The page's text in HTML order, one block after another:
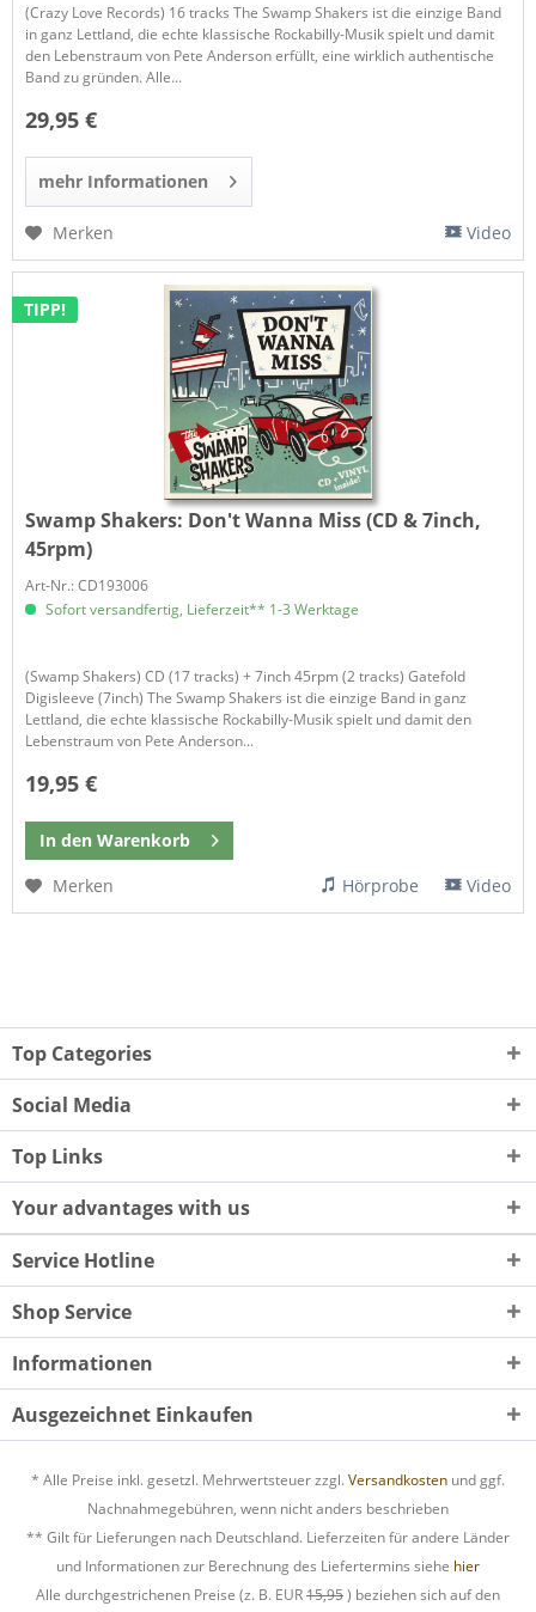
(Crazy Love Records) 16 tracks The Swamp Shakers ist die einzige Band
in ganz Lettland, die echte klassische Rockabilly-Musik spielt und damit
den Lebenstraum von Pete Anderson erfüllt, eine wirklich authentische
Band zu gründen. Alle...
29,95 €
mehr Informationen
Merken Video
TIPP!
Swamp Shakers: Don't Wanna Miss (CD & 7inch,
45rpm)
Art-Nr.: CD193006
Sofort versandfertig, Lieferzeit** 1-3 Werktage
(Swamp Shakers) CD (17 tracks) + 7inch 45rpm (2 tracks) Gatefold
Digisleeve (7inch) The Swamp Shakers ist die einzige Band in ganz
Lettland, die echte klassische Rockabilly-Musik spielt und damit den
Lebenstraum von Pete Anderson...
19,95 €
In den Warenkorb
Merken
Hörprobe Video
Top Categories
Social Media
Top Links
Your advantages with us
Service Hotline
Shop Service
Informationen
Ausgezeichnet Einkaufen
* Alle Preise inkl. gesetzl. Mehrwertsteuer zzgl. Versandkosten und ggf.
Nachnahmegebühren, wenn nicht anders beschrieben
** Gilt für Lieferungen nach Deutschland. Lieferzeiten für andere Länder
und Informationen zur Berechnung des Liefertermins siehe hier
Alle durchgestrichenen Preise (z. B. EUR15,95) beziehen sich auf den